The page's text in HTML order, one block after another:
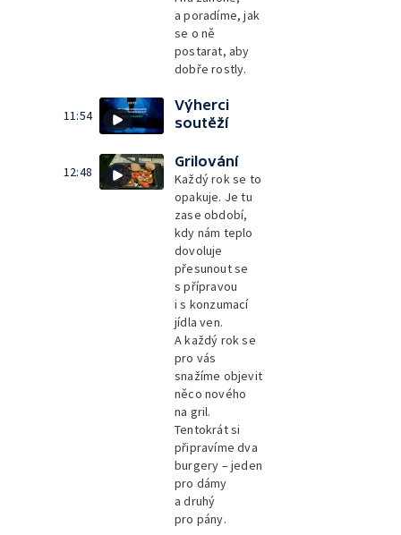
a poradíme, jak
se o ně
postarat, aby
dobře rostly.
11:54
Výherci
soutěží
12:48
Grilování
Každý rok se to
opakuje. Je tu
zase období,
kdy nám teplo
dovoluje
přesunout se
s přípravou
i s konzumací
jídla ven.
A každý rok se
pro vás
snažíme objevit
něco nového
na gril.
Tentokrát si
připravíme dva
burgery – jeden
pro dámy
a druhý
pro pány.